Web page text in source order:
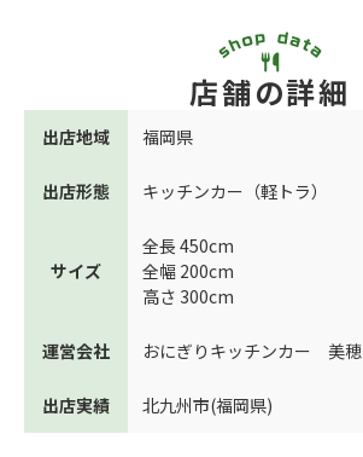
店舗の詳細
出店地域 福岡県
出店形態 キッチンカー（軽トラ）
サイズ
全長 450cm
全幅 200cm
高さ 300cm
運営会社 おにぎりキッチンカー 美穂
出店実績 北九州市(福岡県)